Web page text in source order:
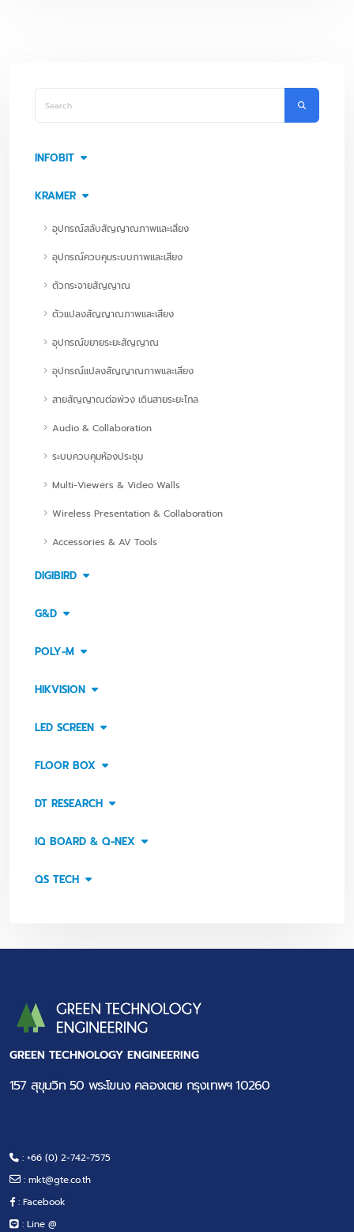
INFOBIT
KRAMER
อุปกรณ์สลับสัญญาณภาพและเสียง
อุปกรณ์ควบคุมระบบภาพและเสียง
ตัวกระจายสัญญาณ
ตัวแปลงสัญญาณภาพและเสียง
อุปกรณ์ขยายระยะสัญญาณ
อุปกรณ์แปลงสัญญาณภาพและเสียง
สายสัญญาณต่อพ่วง เดินสายระยะไกล
Audio & Collaboration
ระบบควบคุมห้องประชุม
Multi-Viewers & Video Walls
Wireless Presentation & Collaboration
Accessories & AV Tools
DIGIBIRD
G&D
POLY-M
HIKVISION
LED SCREEN
FLOOR BOX
DT RESEARCH
IQ BOARD & Q-NEX
QS TECH
GREEN TECHNOLOGY ENGINEERING
157 สุขุมวิท 50 พระโขนง คลองเตย กรุงเทพฯ 10260
: +66 (0) 2-742-7575
: mkt@gte.co.th
: Facebook
: Line @